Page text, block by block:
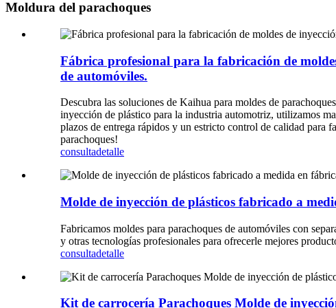
Moldura del parachoques
Fábrica profesional para la fabricación de
de automóviles.
Descubra las soluciones de Kaihua para moldes de
inyección de plástico para la industria automotriz, utilizamos
plazos de entrega rápidos y un estricto control de calidad para
parachoques!
consultadetalle
Molde de inyección de plásticos fabricado a
Fabricamos moldes para parachoques de automóviles con
y otras tecnologías profesionales para ofrecerle mejores
consultadetalle
Kit de carrocería Parachoques Molde de